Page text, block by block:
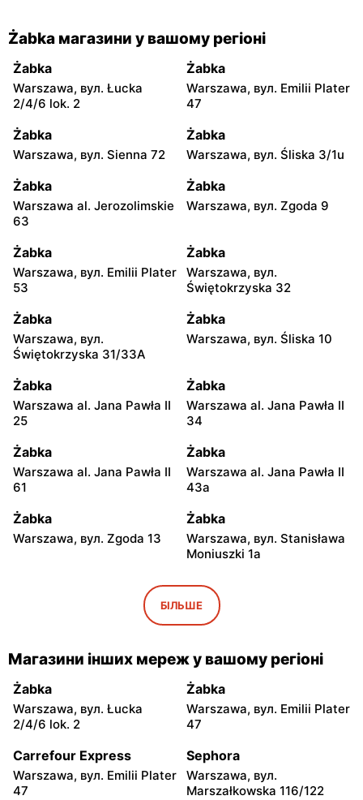
Żabka магазини у вашому регіоні
Żabka
Warszawa, вул. Łucka
2/4/6 lok. 2
Żabka
Warszawa, вул. Emilii Plater
47
Żabka
Warszawa, вул. Sienna 72
Żabka
Warszawa, вул. Śliska 3/1u
Żabka
Warszawa al. Jerozolimskie
63
Żabka
Warszawa, вул. Zgoda 9
Żabka
Warszawa, вул. Emilii Plater
53
Żabka
Warszawa, вул.
Świętokrzyska 32
Żabka
Warszawa, вул.
Świętokrzyska 31/33A
Żabka
Warszawa, вул. Śliska 10
Żabka
Warszawa al. Jana Pawła II
25
Żabka
Warszawa al. Jana Pawła II
34
Żabka
Warszawa al. Jana Pawła II
61
Żabka
Warszawa al. Jana Pawła II
43a
Żabka
Warszawa, вул. Zgoda 13
Żabka
Warszawa, вул. Stanisława
Moniuszki 1a
Świętokrzyska 0 Stacja
Żabka
Warszawa, вул.
Grzybowska 5
Żabka
Łódź, вул. Żurawia 14
Żabka
Warszawa, вул. Żurawia 18
Żabka
35
Żabka
104
Żabka Żabka
БІЛЬШЕ
Магазини інших мереж у вашому регіоні
Żabka
Warszawa, вул. Łucka
2/4/6 lok. 2
Żabka
Warszawa, вул. Emilii Plater
47
Carrefour Express
Warszawa, вул. Emilii Plater
47
Sephora
Warszawa, вул.
Marszałkowska 116/122